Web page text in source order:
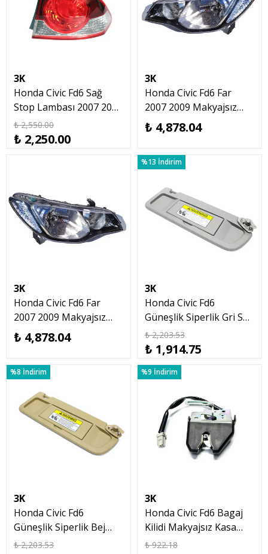
3K
Honda Civic Fd6 Sağ
Stop Lambası 2007 2008
2009 Makyajsız Kasa
₺ 2,550.00
₺ 2,250.00
3K
Honda Civic Fd6 Far
2007 2009 Makyajsız
Kasa Elektrikli Motorlu
Sol
₺ 4,878.04
3K
Honda Civic Fd6 Far
2007 2009 Makyajsız
Kasa Elektrikli Motorlu
Sağ
₺ 4,878.04
%13 İndirim
3K
Honda Civic Fd6
Güneşlik Siperlik Gri Sağ
2007 2012
₺ 2,203.53
₺ 1,914.75
%8 İndirim
3K
Honda Civic Fd6
Güneşlik Siperlik Bej
Sağ 2007 2012
₺ 2,203.53
%9 İndirim
3K
Honda Civic Fd6 Bagaj
Kilidi Makyajsız Kasa
2007 2008 2009
₺ 922.18